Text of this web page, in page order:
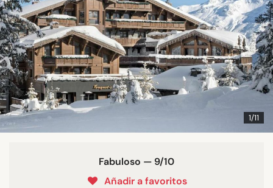
1/11
Fabuloso — 9/10
Añadir a favoritos